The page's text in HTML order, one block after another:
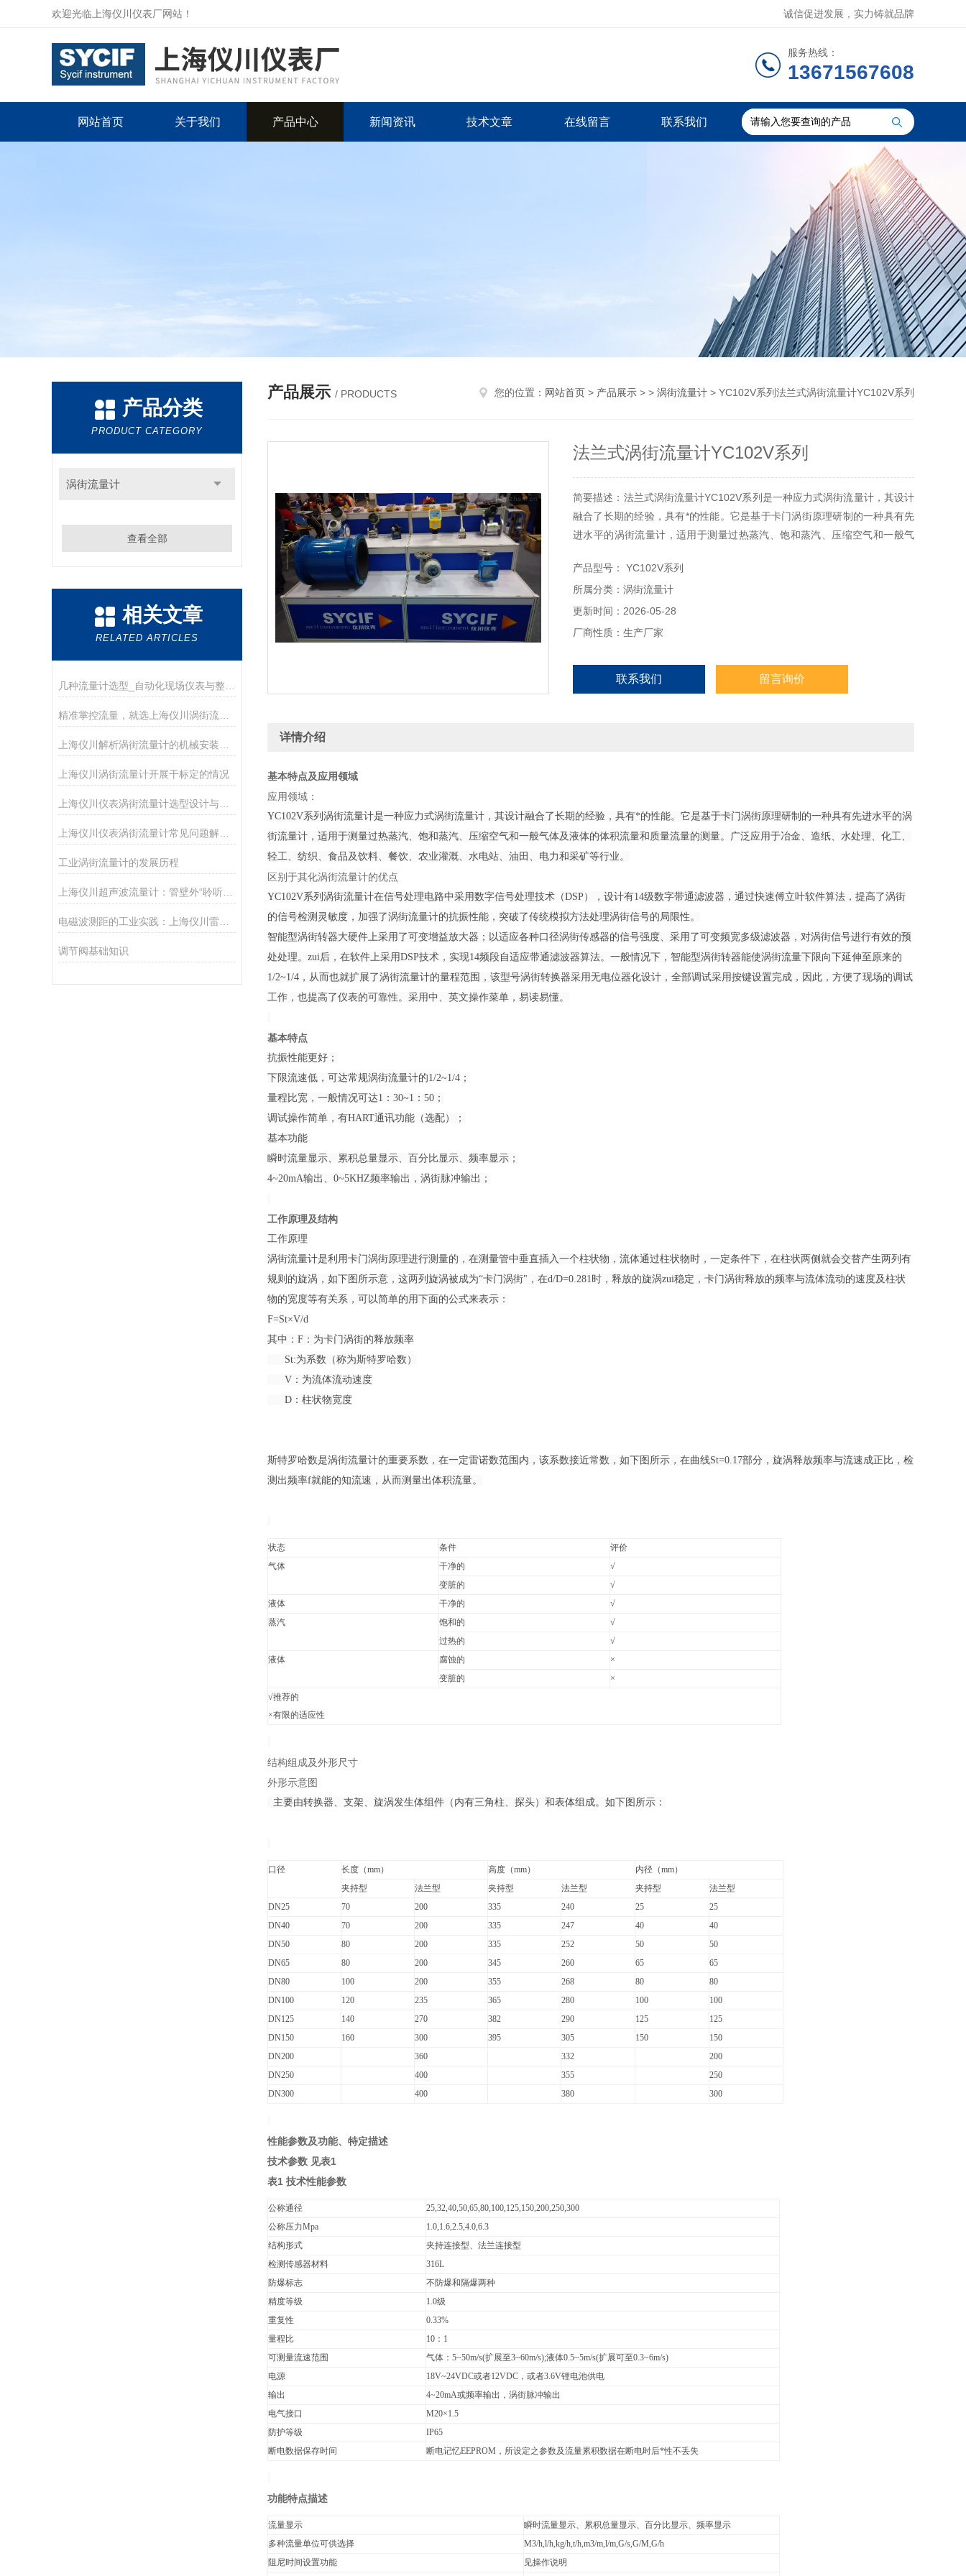
欢迎光临上海仪川仪表厂网站！ 诚信促进发展，实力铸就品牌
服务热线：
13671567608
网站首页 关于我们 产品中心 新闻资讯 技术文章 在线留言 联系我们
产品分类
PRODUCT CATEGORY
涡街流量计
查看全部
相关文章
RELATED ARTICLES
精准掌控流量，就选上海仪川涡街流量计
上海仪川涡街流量计开展干标定的情况
上海仪川仪表涡街流量计选型设计与整体解决方案
上海仪川仪表涡街流量计常见问题解决方案
工业涡街流量计的发展历程
上海仪川超声波流量计：管壁外“聆听”流速的智慧之耳
调节阀基础知识
产品展示 / PRODUCTS 您的位置： 网站首页 > 产品展示 > > 涡街流量计 > YC102V系列法兰式涡街流量计YC102V系列
法兰式涡街流量计YC102V系列
简要描述：法兰式涡街流量计YC102V系列是一种应力式涡街流量计，其设计
融合了长期的经验，具有*的性能。它是基于卡门涡街原理研制的一种具有先
进水平的涡街流量计，适用于测量过热蒸汽、饱和蒸汽、压缩空气和一般气
化工、轻工、纺织、食品及饮料、餐饮、农业灌溉、水电站、油田、电力和
采矿等行业。
产品型号： YC102V系列
所属分类：涡街流量计
更新时间：2026-05-28
厂商性质：生产厂家
联系我们 留言询价
详情介绍
基本特点及应用领域
应用领域：
YC102V系列涡街流量计是一种应力式涡街流量计，其设计融合了长期的经验，具有*的性能。它是基于卡门涡街原理研制的一种具有先进水平的涡
街流量计，适用于测量过热蒸汽、饱和蒸汽、压缩空气和一般气体及液体的体积流量和质量流量的测量。广泛应用于冶金、造纸、水处理、化工、
轻工、纺织、食品及饮料、餐饮、农业灌溉、水电站、油田、电力和采矿等行业。
区别于其化涡街流量计的优点
YC102V系列涡街流量计在信号处理电路中采用数字信号处理技术（DSP），设计有14级数字带通滤波器，通过快速傅立叶软件算法，提高了涡街
的信号检测灵敏度，加强了涡街流量计的抗振性能，突破了传统模拟方法处理涡街信号的局限性。
智能型涡街转器大硬件上采用了可变增益放大器；以适应各种口径涡街传感器的信号强度、采用了可变频宽多级滤波器，对涡街信号进行有效的预
处处理。zui后，在软件上采用DSP技术，实现14频段自适应带通滤波器算法。一般情况下，智能型涡街转器能使涡街流量下限向下延伸至原来的
1/2~1/4，从而也就扩展了涡街流量计的量程范围，该型号涡街转换器采用无电位器化设计，全部调试采用按键设置完成，因此，方便了现场的调试
工作，也提高了仪表的可靠性。采用中、英文操作菜单，易读易懂。
基本特点
抗振性能更好；
下限流速低，可达常规涡街流量计的1/2~1/4；
量程比宽，一般情况可达1：30~1：50；
调试操作简单，有HART通讯功能（选配）；
基本功能
瞬时流量显示、累积总量显示、百分比显示、频率显示；
4~20mA输出、0~5KHZ频率输出，涡街脉冲输出；
工作原理及结构
工作原理
涡街流量计是利用卡门涡街原理进行测量的，在测量管中垂直插入一个柱状物，流体通过柱状物时，一定条件下，在柱状两侧就会交替产生两列有
规则的旋涡，如下图所示意，这两列旋涡被成为“卡门涡街"，在d/D=0.281时，释放的旋涡zui稳定，卡门涡街释放的频率与流体流动的速度及柱状
物的宽度等有关系，可以简单的用下面的公式来表示：
F=St×V/d
其中：F：为卡门涡街的释放频率
St:为系数（称为斯特罗哈数）
V：为流体流动速度
D：柱状物宽度
斯特罗哈数是涡街流量计的重要系数，在一定雷诺数范围内，该系数接近常数，如下图所示，在曲线St=0.17部分，旋涡释放频率与流速成正比，检
测出频率f就能的知流速，从而测量出体积流量。
状态 条件
评价
气体
干净的
√
变脏的
√
液体
干净的
√
蒸汽
饱和的
√
过热的
√
液体
腐蚀的
×
变脏的
×
√推荐的
×有限的适应性
结构组成及外形尺寸
外形示意图
主要由转换器、支架、旋涡发生体组件（内有三角柱、探头）和表体组成。如下图所示：
口径 长度（mm） 高度（mm）
内径（mm）
夹持型
法兰型 夹持型 法兰型 夹持型
法兰型
DN25
70 200 335 240 25
25
DN40
70 200 335 247 40
40
DN50
80 200 335 252 50
50
DN65
80 200 345 260 65
65
DN80
100 200 355 268 80
80
DN100
120 235 365 280 100
100
DN125
140 270 382 290 125
125
DN150
160 300 395 305 150
150
DN200
360 332
200
DN250
400 355
250
DN300
400 380 300
性能参数及功能、特定描述
技术参数 见表1
表1 技术性能参数
公称通径
25,32,40,50,65,80,100,125,150,200,250,300
公称压力Mpa
1.0,1.6,2.5,4.0,6.3
结构形式
夹持连接型、法兰连接型
检测传感器材料
316L
防爆标志
不防爆和隔爆两种
精度等级
1.0级
重复性
0.33%
量程比
10：1
可测量流速范围
气体：5~50m/s(扩展至3~60m/s);液体0.5~5m/s(扩展可至0.3~6m/s)
电源
18V~24VDC或者12VDC，或者3.6V锂电池供电
输出
4~20mA或频率输出，涡街脉冲输出
电气接口
M20×1.5
防护等级
IP65
断电数据保存时间
断电记忆EEPROM，所设定之参数及流量累积数据在断电时后*性不丢失
功能特点描述
流量显示
瞬时流量显示、累积总量显示、百分比显示、频率显示
多种流量单位可供选择
M3/h,l/h,kg/h,t/h,m3/m,l/m,G/s,G/M,G/h
阻尼时间设置功能
见操作说明